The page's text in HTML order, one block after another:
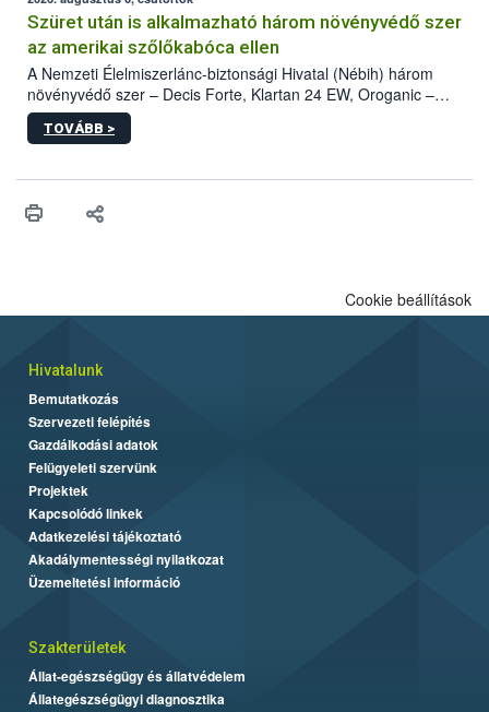
hatósággal is összehangolják a terjedés megállítása érdekében.
Szüret után is alkalmazható három növényvédő szer
az amerikai szőlőkabóca ellen
A Nemzeti Élelmiszerlánc-biztonsági Hivatal (Nébih) három
növényvédő szer – Decis Forte, Klartan 24 EW, Oroganic –
engedélyokiratát módosította, így azok a szüretet követően,
egészen a vesszőérettség (BBCH 91) stádiumáig
érésű szőlőkben is legyen lehetőség a károsító elleni további
felhasználók számára is elérhető és ökológiai termesztésben is
TOVÁBB >
Cookie beállítások
Hivatalunk
Bemutatkozás
Szervezeti felépítés
Gazdálkodási adatok
Felügyeleti szervünk
Projektek
Kapcsolódó linkek
Adatkezelési tájékoztató
Akadálymentességi nyilatkozat
Üzemeltetési információ
Szakterületek
Állat-egészségügy és állatvédelem
Állategészségügyi diagnosztika